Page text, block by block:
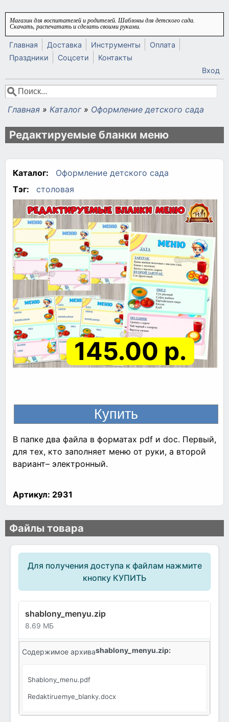
Перейти к основному содержанию
Магазин для воспитателей и родителей. Шаблоны для детского сада.
Скачать, распечатать и сделать своими руками.
Главная Доставка Инструменты
Оплата
Праздники
Соцсети
Контакты
Вход
Форма поиска
Поиск
Вы здесь
Главная » Каталог » Оформление детского сада
Редактируемые бланки меню
Каталог:
Оформление детского сада
Тэг:
столовая
145.00 р.
В папке два файла в форматах pdf и doc. Первый,
для тех, кто заполняет меню от руки, а второй
вариант– электронный.
Артикул: 2931
Файлы товара
Для получения доступа к файлам нажмите
кнопку КУПИТЬ
shablony_menyu.zip
8.69 МБ
Содержимое архиваshablony_menyu.zip:
Shablony_menu.pdf
Redaktiruemye_blanky.docx